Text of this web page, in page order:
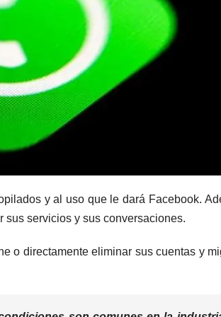
y al uso que le dará Facebook.
sus servicios y sus conversaciones.
o directamente eliminar sus cuentas y